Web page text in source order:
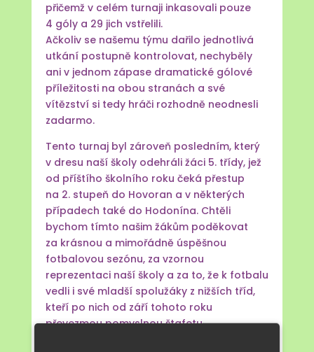
přičemž v celém turnaji inkasovali pouze
4 góly a 29 jich vstřelili.
Ačkoliv se našemu týmu dařilo jednotlivá
utkání postupně kontrolovat, nechyběly
ani v jednom zápase dramatické gólové
příležitosti na obou stranách a své
vítězství si tedy hráči rozhodně neodnesli
zadarmo.
Tento turnaj byl zároveň posledním, který
v dresu naší školy odehráli žáci 5. třídy, jež
od příštího školního roku čeká přestup
na 2. stupeň do Hovoran a v některých
případech také do Hodonína. Chtěli
bychom tímto našim žákům poděkovat
za krásnou a mimořádně úspěšnou
fotbalovou sezónu, za vzornou
reprezentaci naší školy a za to, že k fotbalu
vedli i své mladší spolužáky z nižších tříd,
kteří po nich od září tohoto roku
převezmou pomyslnou štafetu.